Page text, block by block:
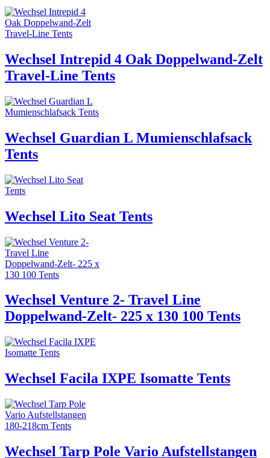
Wechsel Intrepid 4 Oak Doppelwand-Zelt
Travel-Line Tents
Wechsel Guardian L Mumienschlafsack
Tents
Wechsel Lito Seat Tents
Wechsel Venture 2- Travel Line
Doppelwand-Zelt- 225 x 130 100 Tents
Wechsel Facila IXPE Isomatte Tents
Wechsel Tarp Pole Vario Aufstellstangen